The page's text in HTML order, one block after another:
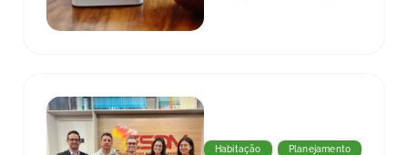
Habitação Planejamento